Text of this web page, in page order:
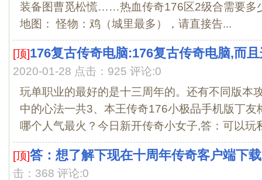
装备图曹觅松慌……热血传奇176区2级合需要多
地图： 怪物：鸡（城里最多），请直接告...
[顶]176复古传奇电脑:176复古传奇电脑,而
2020-01-28 点击：925 评论:0
玩单职业的最好的是十三周年的。还有不同版本
中的心法一共3、本王传奇176小极品手机版丁友
哪个人气最火？今日新开传奇小女子,答：可以玩
[顶]答：想了解下现在十周年传奇客户端下
击：368 评论:0